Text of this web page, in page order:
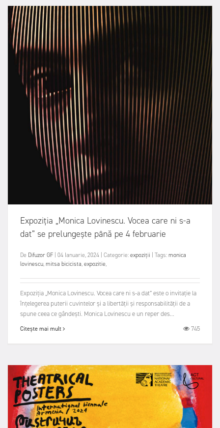
Expoziția „Monica Lovinescu. Vocea care ni s-a
dat” se prelungește până pe 4 februarie
De Difuzor GF 04 Ianuarie, 2024 Categorie:expoziții Tags:monica
lovinescu,mitsa bicicista,expozitie,
Expoziția „Monica Lovinescu. Vocea care ni s-a dat” este o invitație la
înțelegerea puterii cuvintelor și a libertății și responsabilității de a
spune ceea ce gândești. Monica Lovinescu e un reper des...
Citește mai mult 745